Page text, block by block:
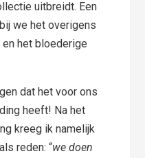
uitbreidt. Een
we het overigens
het bloederige
dat het voor ons
heeft! Na het
kreeg ik namelijk
reden: “we doen